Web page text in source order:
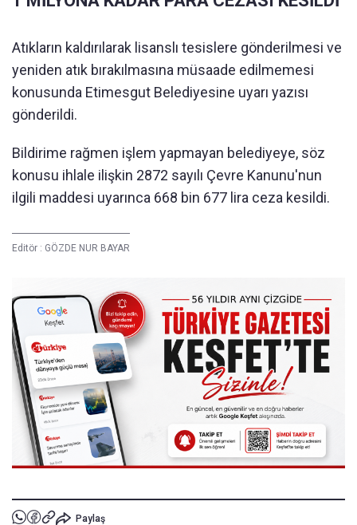
Atıkların kaldırılarak lisanslı tesislere gönderilmesi ve
yeniden atık bırakılmasına müsaade edilmemesi
konusunda Etimesgut Belediyesine uyarı yazısı
gönderildi.
Bildirime rağmen işlem yapmayan belediyeye, söz
konusu ihlale ilişkin 2872 sayılı Çevre Kanunu'nun
ilgili maddesi uyarınca 668 bin 677 lira ceza kesildi.
Editör : GÖZDE NUR BAYAR
Paylaş